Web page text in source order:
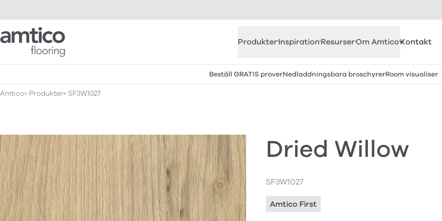
Amtico Flooring
ProdukterInspirationResurserOm AmticoKontakt
Beställ GRATIS proverNedladdningsbara broschyrerRoom visualiser
Amtico Produkter SF3W1027
Dried Willow
SF3W1027
Amtico First